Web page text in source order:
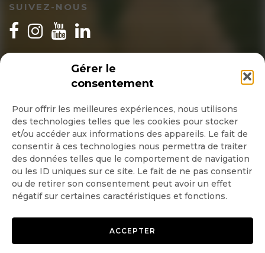
Gérer le
consentement
Pour offrir les meilleures expériences, nous utilisons
des technologies telles que les cookies pour stocker
et/ou accéder aux informations des appareils. Le fait de
consentir à ces technologies nous permettra de traiter
des données telles que le comportement de navigation
ou les ID uniques sur ce site. Le fait de ne pas consentir
ou de retirer son consentement peut avoir un effet
négatif sur certaines caractéristiques et fonctions.
ACCEPTER
SUIVEZ-NOUS
INSCRIPTION NEWSLETTER
Quotidienne
Hebdo
OK